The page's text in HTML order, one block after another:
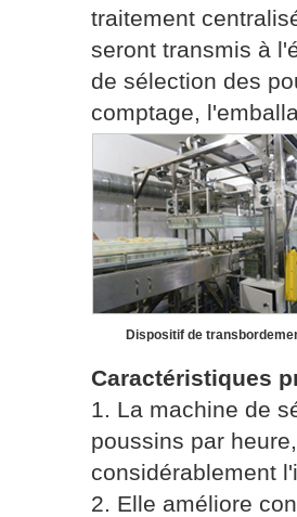
traitement
seront transmis à
de sélection des
comptage,
Dispositif de
Caractéristiques
1. La machine de
poussins par
considérablement
2. Elle améliore